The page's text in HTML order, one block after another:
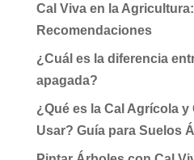
Cal Viva en la
Recomendaciones
¿Cuál es la diferencia
apagada?
¿Qué es la Cal Agrícola y
Usar? Guía para Suelos